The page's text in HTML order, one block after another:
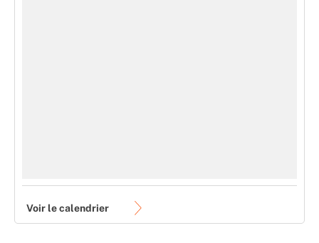
Voir le calendrier